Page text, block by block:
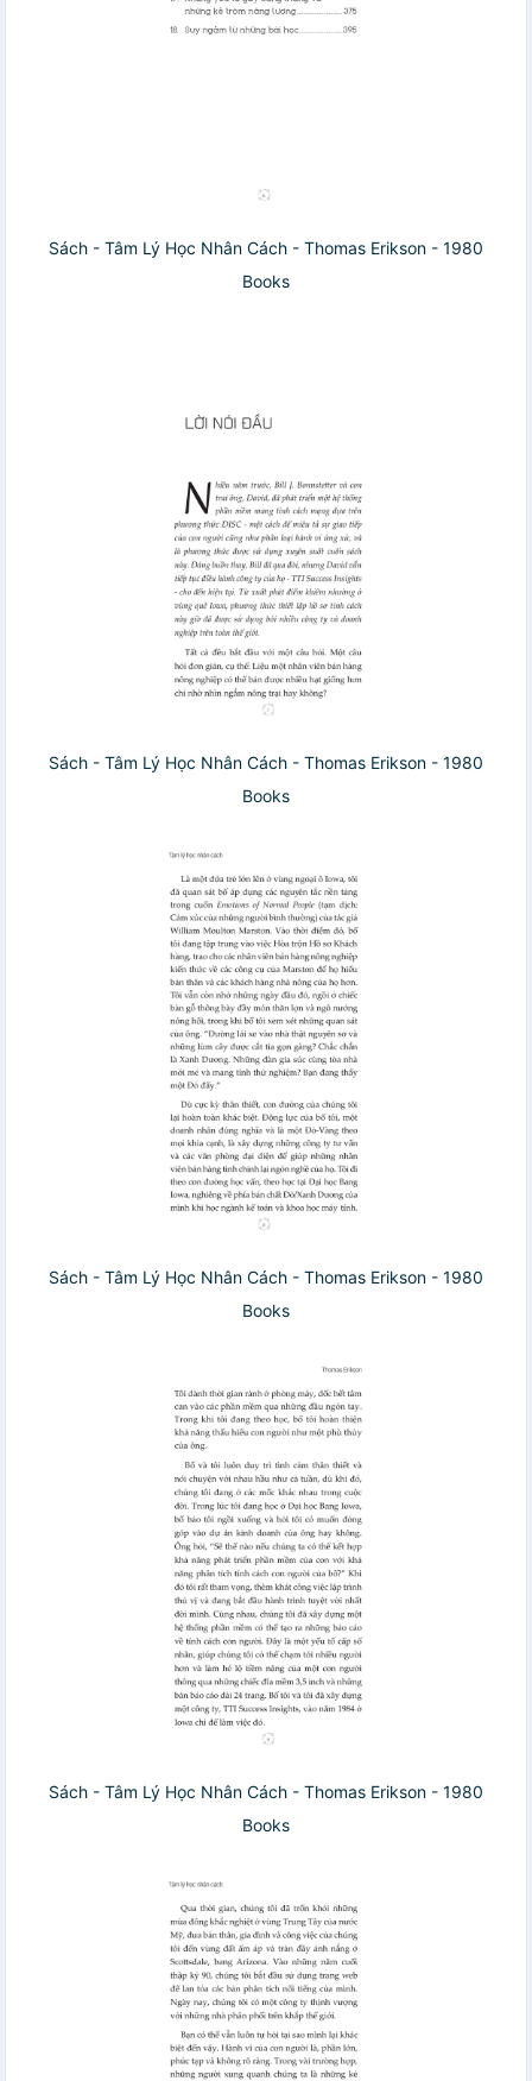
Sách - Tâm Lý Học Nhân Cách - Thomas Erikson - 1980
Books
Sách - Tâm Lý Học Nhân Cách - Thomas Erikson - 1980
Books
Sách - Tâm Lý Học Nhân Cách - Thomas Erikson - 1980
Books
Sách - Tâm Lý Học Nhân Cách - Thomas Erikson - 1980
Books